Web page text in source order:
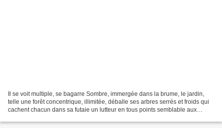
Il se voit multiple, se bagarre Sombre, immergée dans la brume, le jardin,
telle une forêt concentrique, illimitée, déballe ses arbres serrés et froids qui
cachent chacun dans sa futaie un lutteur en tous points semblable aux